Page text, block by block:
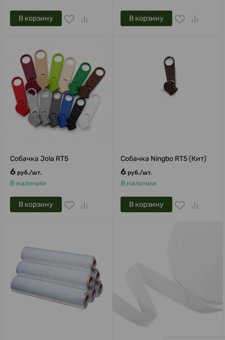
В корзину В корзину
Собачка Jola RT5
6 руб./шт.
В наличии
В корзину
Собачка Ningbo RT5 (Кит)
6 руб./шт.
В наличии
В корзину